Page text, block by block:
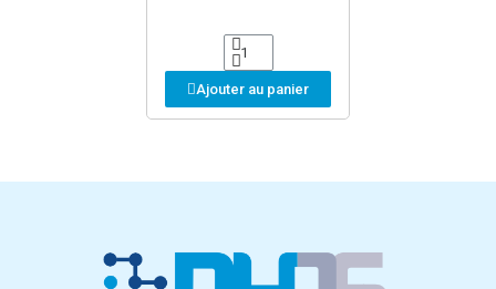
Ajouter au panier